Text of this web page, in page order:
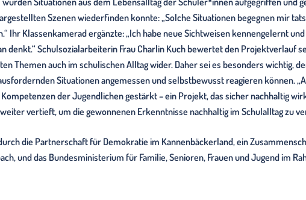
Szenen wiederfinden konnte: „Solche Situationen begegnen mir
Ihr Klassenkamerad ergänzte: „Ich habe neue Sichtweisen kennengelernt
denkt.“ Schulsozialarbeiterin Frau Charlin Kuch bewertet den Projektverlauf
Themen auch im schulischen Alltag wider. Daher sei es besonders wichtig,
Situationen angemessen und selbstbewusst reagieren können.
der Jugendlichen gestärkt – ein Projekt, das sicher nachhaltig
vertieft, um die gewonnenen Erkenntnisse nachhaltig im Schulalltag zu
die Partnerschaft für Demokratie im Kannenbäckerland, ein
und das Bundesministerium für Familie, Senioren, Frauen und Jugend im